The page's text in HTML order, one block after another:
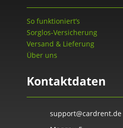
So funktioniert’s
Sorglos-Versicherung
Versand & Lieferung
Über uns
Kontaktdaten
support@cardrent.de